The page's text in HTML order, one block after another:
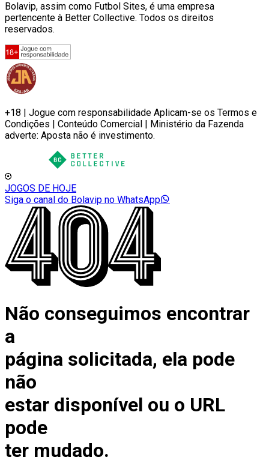
Bolavip, assim como Futbol Sites, é uma empresa
pertencente à Better Collective. Todos os direitos
reservados.
+18 | Jogue com responsabilidade Aplicam-se os Termos e
Condições | Conteúdo Comercial | Ministério da Fazenda
adverte: Aposta não é investimento.
JOGOS DE HOJE
Siga o canal do Bolavip no WhatsApp
Não conseguimos encontrar
a
página solicitada, ela pode
não
estar disponível ou o URL
pode
ter mudado.